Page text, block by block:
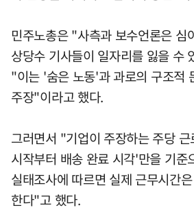
민주노총은 "사측과 보수언론은 심
상당수 기사들이 일자리를 잃을 수
"이는 '숨은 노동'과 과로의 구조적
주장"이라고 했다.
그러면서 "기업이 주장하는 주당
시작부터 배송 완료 시각'만을 기
실태조사에 따르면 실제 근무시간
한다"고 했다.